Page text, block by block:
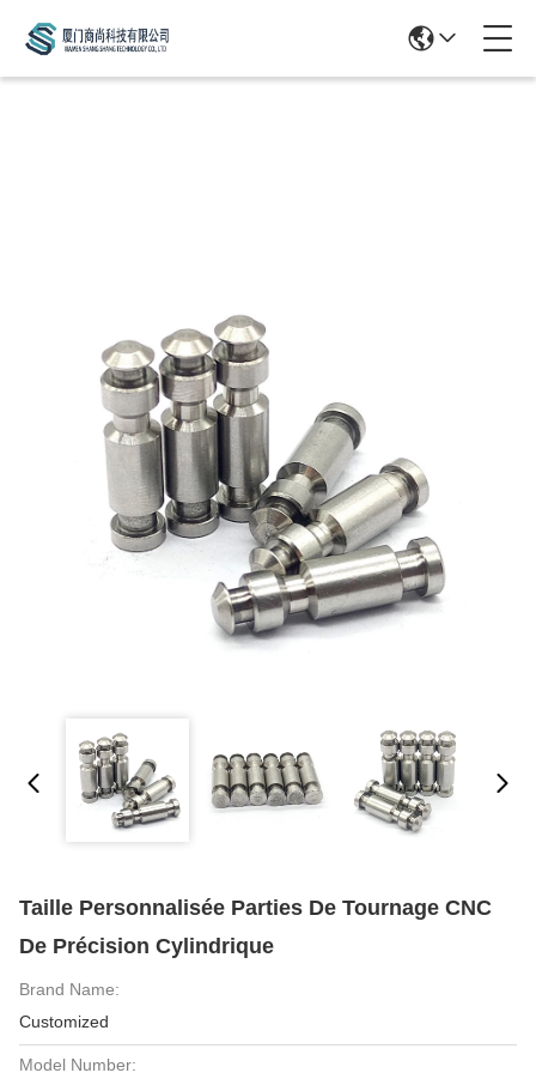
Taille Personnalisée Parties De Tournage CNC
De Précision Cylindrique
Brand Name:
Customized
Model Number: